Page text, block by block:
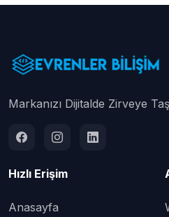
Markanızı Dijitalde Zirveye
Hızlı Erişim
Anasayfa